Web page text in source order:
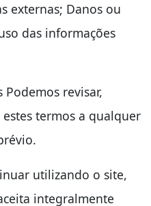
externas; Danos ou
das informações
Podemos revisar,
termos a qualquer
utilizando o site,
integralmente